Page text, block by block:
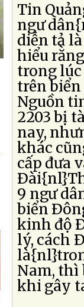
Tin
ngư
diễn tả
hiểu
trong
trên biển
Nguồn
2203 bị
nay,
khác
cấp đưa
9 ngư
biển
kinh độ
lý, cách
Nam, thì
khi gây